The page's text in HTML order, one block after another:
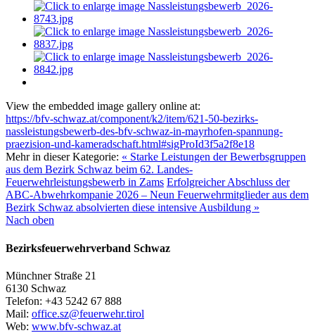
View the embedded image gallery online at:
https://bfv-schwaz.at/component/k2/item/621-50-bezirks-
nassleistungsbewerb-des-bfv-schwaz-in-mayrhofen-spannung-
praezision-und-kameradschaft.html#sigProId3f5a2f8e18
Mehr in dieser Kategorie: « Starke Leistungen der Bewerbsgruppen
aus dem Bezirk Schwaz beim 62. Landes-
Feuerwehrleistungsbewerb in Zams Erfolgreicher Abschluss der
ABC-Abwehrkompanie 2026 – Neun Feuerwehrmitglieder aus dem
Bezirk Schwaz absolvierten diese intensive Ausbildung »
Nach oben
Bezirksfeuerwehrverband Schwaz
Münchner Straße 21
6130 Schwaz
Telefon: +43 5242 67 888
Mail: office.sz@feuerwehr.tirol
Web: www.bfv-schwaz.at